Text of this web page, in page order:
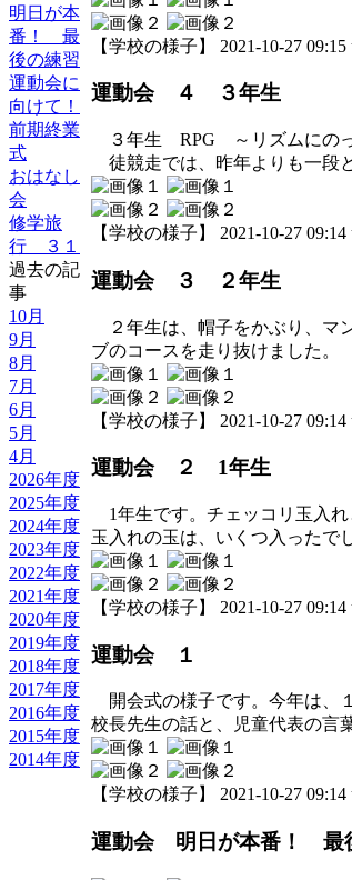
明日が本
番！ 最
後の練習
運動会に
向けて！
前期終業
式
おはなし
会
修学旅
行 ３１
過去の記
事
10月
9月
8月
7月
6月
5月
4月
2026年度
2025年度
2024年度
2023年度
2022年度
2021年度
2020年度
2019年度
2018年度
2017年度
2016年度
2015年度
2014年度
【学校の様子】 2021-10-27 09:15
運動会 ４ ３年生
３年生 RPG ～リズムにのっ
徒競走では、昨年よりも一段
【学校の様子】 2021-10-27 09:14
運動会 ３ ２年生
２年生は、帽子をかぶり、マ
ブのコースを走り抜けました。
【学校の様子】 2021-10-27 09:14
運動会 ２ 1年生
1年生です。チェッコリ玉入れ
玉入れの玉は、いくつ入ったで
【学校の様子】 2021-10-27 09:14
運動会 １
開会式の様子です。今年は、
校長先生の話と、児童代表の言
【学校の様子】 2021-10-27 09:14
運動会 明日が本番！ 最